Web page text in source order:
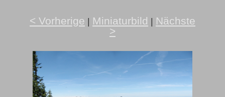
< Vorherige Miniaturbild
Nächste
>